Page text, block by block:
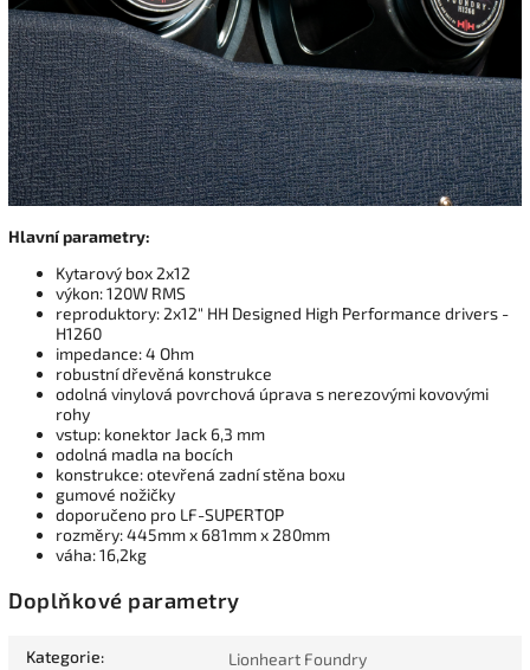
Hlavní parametry:
Kytarový box 2x12
výkon: 120W RMS
reproduktory: 2x12" HH Designed High Performance drivers -
H1260
impedance: 4 Ohm
robustní dřevěná konstrukce
odolná vinylová povrchová úprava s nerezovými kovovými
rohy
vstup: konektor Jack 6,3 mm
odolná madla na bocích
konstrukce: otevřená zadní stěna boxu
gumové nožičky
doporučeno pro LF-SUPERTOP
rozměry: 445mm x 681mm x 280mm
váha: 16,2kg
Doplňkové parametry
Kategorie: Lionheart Foundry